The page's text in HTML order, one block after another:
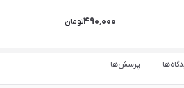
۴۹۰٬۰۰۰تومان
پرسش‌ها